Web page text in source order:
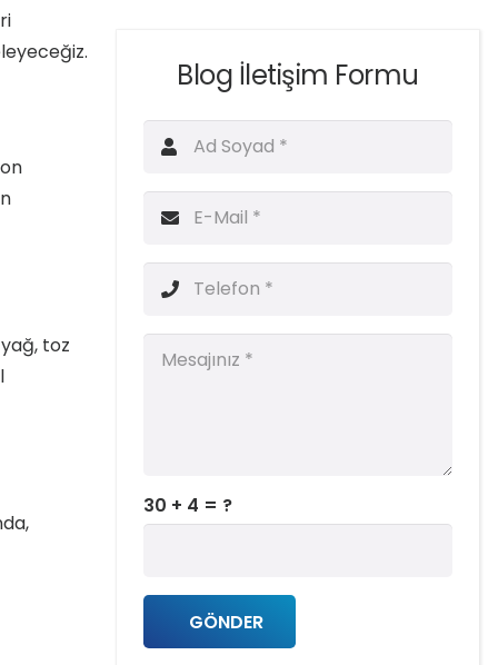
toz
Blog İletişim Formu
30 + 4 = ?
GÖNDER